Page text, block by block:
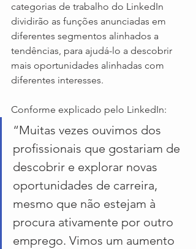
categorias de trabalho do LinkedIn
dividirão as funções anunciadas em
diferentes segmentos alinhados a
tendências, para ajudá-lo a descobrir
mais oportunidades alinhadas com
diferentes interesses.
Conforme explicado pelo LinkedIn:
“Muitas vezes ouvimos dos
profissionais que gostariam de
descobrir e explorar novas
oportunidades de carreira,
mesmo que não estejam à
procura ativamente por outro
emprego. Vimos um aumento